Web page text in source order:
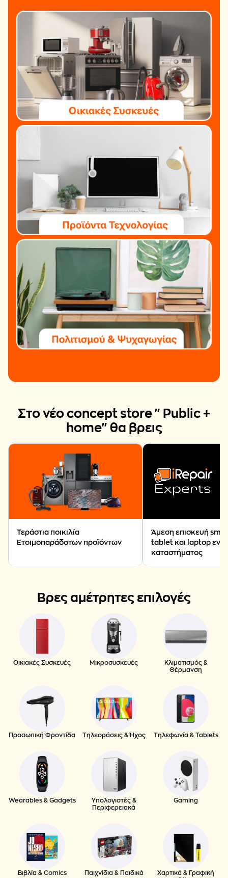
Στο νέο concept store "Public +
home" θα βρεις
Τεράστια ποικιλία
Ετοιμοπαράδοτων προϊόντων
Άμεση επισκευή
tablet και laptop
καταστήματος
Βρες αμέτρητες επιλογές
Οικιακές Συσκευές Μικροσυσκευές
Κλιματισμός &
Θέρμανση
Προσωπική Φροντίδα Τηλεοράσεις & Ήχος Τηλεφωνία & Tablets
Wearables & Gadgets
Υπολογιστές &
Περιφερειακά
Gaming
Βιβλία & Comics Παιχνίδια & Παιδικά
Χαρτικά & Γραφική